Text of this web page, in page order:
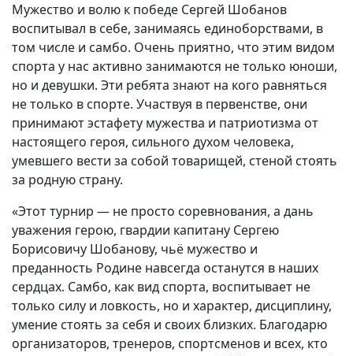
Мужество и волю к победе Сергей Шобанов
воспитывал в себе, занимаясь единоборствами, в
том числе и самбо. Очень приятно, что этим видом
спорта у нас активно занимаются не только юноши,
но и девушки. Эти ребята знают на кого равняться
не только в спорте. Участвуя в первенстве, они
принимают эстафету мужества и патриотизма от
настоящего героя, сильного духом человека,
умевшего вести за собой товарищей, стеной стоять
за родную страну.
«Этот турнир — не просто соревнования, а дань
уважения герою, гвардии капитану Сергею
Борисовичу Шобанову, чьё мужество и
преданность Родине навсегда останутся в наших
сердцах. Самбо, как вид спорта, воспитывает не
только силу и ловкость, но и характер, дисциплину,
умение стоять за себя и своих близких. Благодарю
организаторов, тренеров, спортсменов и всех, кто